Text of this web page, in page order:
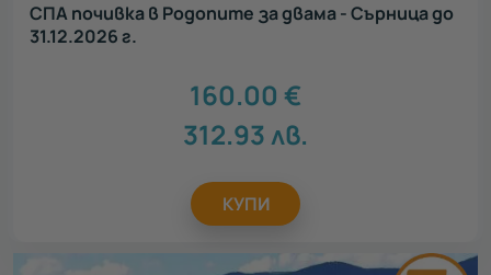
СПА почивка в Родопите за двама - Сърница до
31.12.2026 г.
160.00 €
312.93лв.
КУПИ